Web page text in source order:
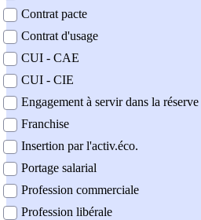
Contrat pacte
Contrat d'usage
CUI - CAE
CUI - CIE
Engagement à servir dans la réserve
Franchise
Insertion par l'activ.éco.
Portage salarial
Profession commerciale
Profession libérale